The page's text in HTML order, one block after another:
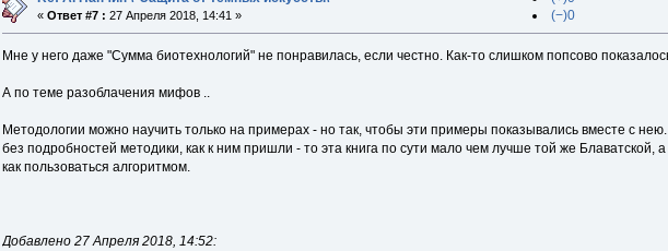
«Ответ #7 : 27 Апреля 2018, 14:41 »
(−)0
Мне у него даже "Сумма биотехнологий" не понравилась, если честно. Как-то слишком попсово
А по теме разоблачения мифов ..
Методологии можно научить только на примерах - но так, чтобы эти примеры показывались вместе с
без подробностей методики, как к ним пришли - то эта книга по сути мало чем лучше той же Блаватской,
как пользоваться алгоритмом.
Добавлено 27 Апреля 2018, 14:52: